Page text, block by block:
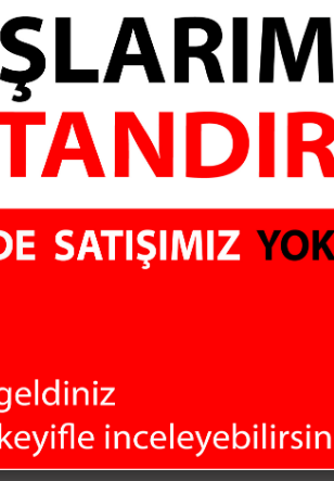
GÜVENLİ ÖDEME
Sİtemiz 128Mbit SSL
Çevre Birimleri, Uydu Alıcıları,
ile ihtiyaçlarınızı tek merkezden
ile hızlı bir şekilde size ulaştırıyoruz.